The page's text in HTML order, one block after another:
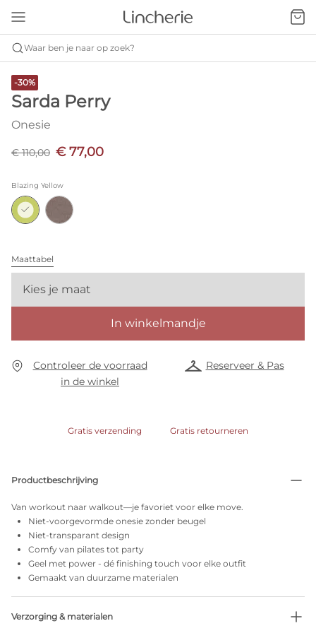
Waar ben je naar op zoek?
-30%
Sarda Perry
Onesie
€ 110,00 € 77,00
Blazing Yellow
Maattabel
Kies je maat
In winkelmandje
Controleer de voorraad
in de winkel
Reserveer & Pas
Gratis verzending Gratis retourneren
Productbeschrijving
Van workout naar walkout—je favoriet voor elke move.
Niet-voorgevormde onesie zonder beugel
Niet-transparant design
Comfy van pilates tot party
Geel met power - dé finishing touch voor elke outfit
Gemaakt van duurzame materialen
Verzorging & materialen